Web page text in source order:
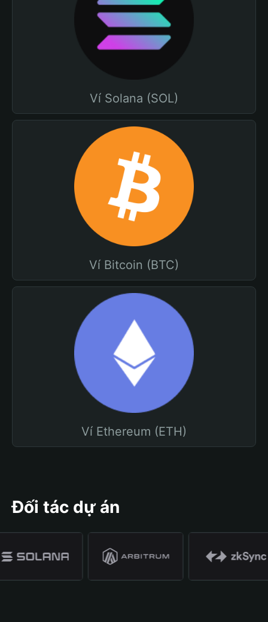
Ví Solana (SOL)
Ví Bitcoin (BTC)
Ví Ethereum (ETH)
Đối tác dự án